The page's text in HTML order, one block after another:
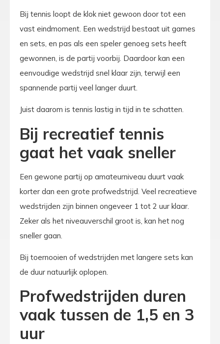
Bij tennis loopt de klok niet gewoon door tot een
vast eindmoment. Een wedstrijd bestaat uit games
en sets, en pas als een speler genoeg sets heeft
gewonnen, is de partij voorbij. Daardoor kan een
eenvoudige wedstrijd snel klaar zijn, terwijl een
spannende partij veel langer duurt.
Juist daarom is tennis lastig in tijd in te schatten.
Bij recreatief tennis
gaat het vaak sneller
Een gewone partij op amateurniveau duurt vaak
korter dan een grote profwedstrijd. Veel recreatieve
wedstrijden zijn binnen ongeveer 1 tot 2 uur klaar.
Zeker als het niveauverschil groot is, kan het nog
sneller gaan.
Bij toernooien of wedstrijden met langere sets kan
de duur natuurlijk oplopen.
Profwedstrijden duren
vaak tussen de 1,5 en 3
uur